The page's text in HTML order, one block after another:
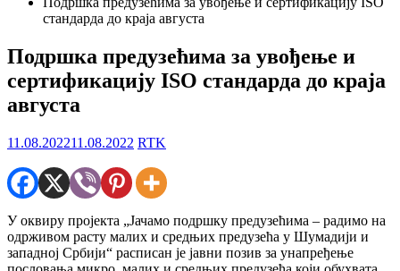
стандарда до краја августа
Подршка предузећима за увођење и
сертификацију ISO стандарда до краја
августа
11.08.202211.08.2022 RTK
У оквиру пројекта „Јачамо подршку предузећима – радимо на
одрживом расту малих и средњих предузећа у Шумадији и
западној Србији“ расписан је јавни позив за унапређење